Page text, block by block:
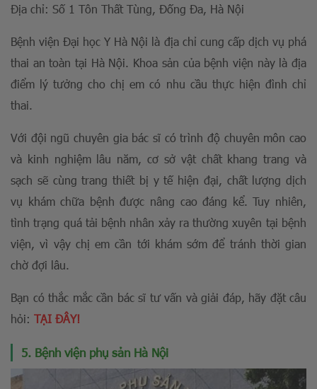
Địa chỉ: Số 1 Tôn Thất Tùng, Đống Đa, Hà Nội
Bệnh viện Đại học Y Hà Nội là địa chỉ cung cấp dịch vụ phá
thai an toàn tại Hà Nội. Khoa sản của bệnh viện này là địa
điểm lý tưởng cho chị em có nhu cầu thực hiện đình chỉ
thai.
Với đội ngũ chuyên gia bác sĩ có trình độ chuyên môn cao
và kinh nghiệm lâu năm, cơ sở vật chất khang trang và
sạch sẽ cùng trang thiết bị y tế hiện đại, chất lượng dịch
vụ khám chữa bệnh được nâng cao đáng kể. Tuy nhiên,
tình trạng quá tải bệnh nhân xảy ra thường xuyên tại bệnh
viện, vì vậy chị em cần tới khám sớm để tránh thời gian
chờ đợi lâu.
Bạn có thắc mắc cần bác sĩ tư vấn và giải đáp, hãy đặt câu
hỏi: TẠI ĐÂY!
5. Bệnh viện phụ sản Hà Nội